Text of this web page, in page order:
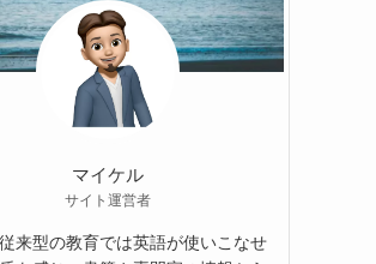
マイケル
サイト運営者
来型の教育では英語が使いこなせ